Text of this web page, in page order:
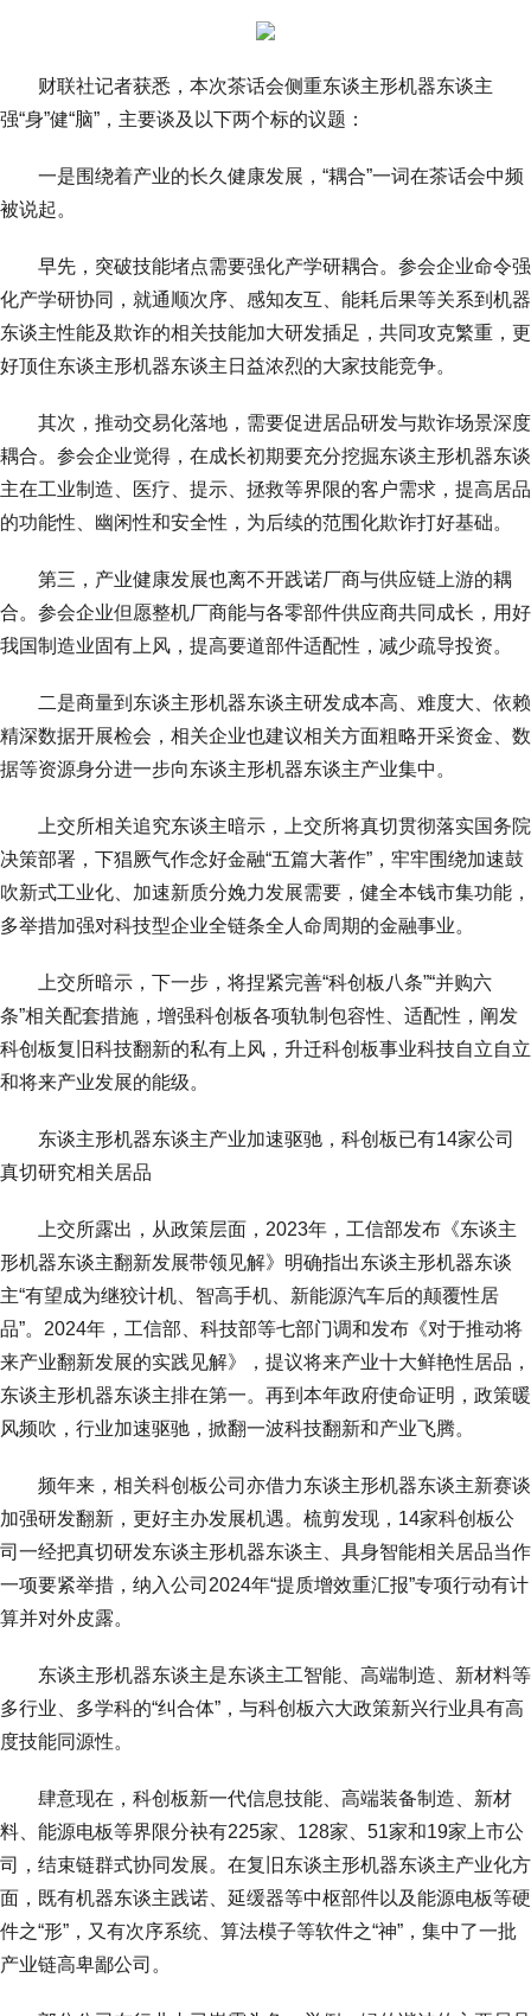
财联社记者获悉，本次茶话会侧重东谈主形机器东谈主
强“身”健“脑”，主要谈及以下两个标的议题：
一是围绕着产业的长久健康发展，“耦合”一词在茶话会中频
被说起。
早先，突破技能堵点需要强化产学研耦合。参会企业命令强
化产学研协同，就通顺次序、感知友互、能耗后果等关系到机器
东谈主性能及欺诈的相关技能加大研发插足，共同攻克繁重，更
好顶住东谈主形机器东谈主日益浓烈的大家技能竞争。
其次，推动交易化落地，需要促进居品研发与欺诈场景深度
耦合。参会企业觉得，在成长初期要充分挖掘东谈主形机器东谈
主在工业制造、医疗、提示、拯救等界限的客户需求，提高居品
的功能性、幽闲性和安全性，为后续的范围化欺诈打好基础。
第三，产业健康发展也离不开践诺厂商与供应链上游的耦
合。参会企业但愿整机厂商能与各零部件供应商共同成长，用好
我国制造业固有上风，提高要道部件适配性，减少疏导投资。
二是商量到东谈主形机器东谈主研发成本高、难度大、依赖
精深数据开展检会，相关企业也建议相关方面粗略开采资金、数
据等资源身分进一步向东谈主形机器东谈主产业集中。
上交所相关追究东谈主暗示，上交所将真切贯彻落实国务院
决策部署，下猖厥气作念好金融“五篇大著作”，牢牢围绕加速鼓
吹新式工业化、加速新质分娩力发展需要，健全本钱市集功能，
多举措加强对科技型企业全链条全人命周期的金融事业。
上交所暗示，下一步，将捏紧完善“科创板八条”“并购六
条”相关配套措施，增强科创板各项轨制包容性、适配性，阐发
科创板复旧科技翻新的私有上风，升迁科创板事业科技自立自立
和将来产业发展的能级。
东谈主形机器东谈主产业加速驱驰，科创板已有14家公司
真切研究相关居品
上交所露出，从政策层面，2023年，工信部发布《东谈主
形机器东谈主翻新发展带领见解》明确指出东谈主形机器东谈
主“有望成为继狡计机、智高手机、新能源汽车后的颠覆性居
品”。2024年，工信部、科技部等七部门调和发布《对于推动将
来产业翻新发展的实践见解》，提议将来产业十大鲜艳性居品，
东谈主形机器东谈主排在第一。再到本年政府使命证明，政策暖
风频吹，行业加速驱驰，掀翻一波科技翻新和产业飞腾。
频年来，相关科创板公司亦借力东谈主形机器东谈主新赛谈
加强研发翻新，更好主办发展机遇。梳剪发现，14家科创板公
司一经把真切研发东谈主形机器东谈主、具身智能相关居品当作
一项要紧举措，纳入公司2024年“提质增效重汇报”专项行动有计
算并对外皮露。
东谈主形机器东谈主是东谈主工智能、高端制造、新材料等
多行业、多学科的“纠合体”，与科创板六大政策新兴行业具有高
度技能同源性。
肆意现在，科创板新一代信息技能、高端装备制造、新材
料、能源电板等界限分袂有225家、128家、51家和19家上市公
司，结束链群式协同发展。在复旧东谈主形机器东谈主产业化方
面，既有机器东谈主践诺、延缓器等中枢部件以及能源电板等硬
件之“形”，又有次序系统、算法模子等软件之“神”，集中了一批
产业链高卑鄙公司。